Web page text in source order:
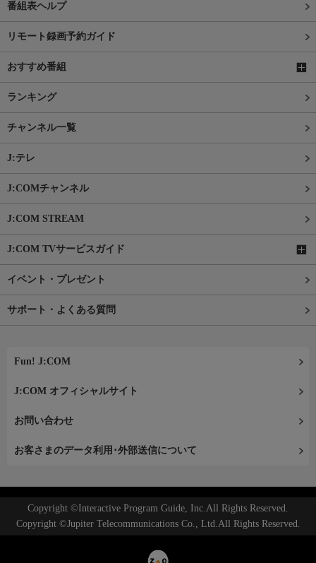
番組表ヘルプ
リモート録画予約ガイド
おすすめ番組
ランキング
チャンネル一覧
J:テレ
J:COMチャンネル
J:COM STREAM
J:COM TVサービスガイド
イベント・プレゼント
サポート・よくある質問
Fun! J:COM
J:COM オフィシャルサイト
お問い合わせ
お客さまのデータ利用･外部送信について
Copyright ©Interactive Program Guide, Inc.All Rights Reserved.
Copyright ©Jupiter Telecommunications Co., Ltd.All Rights Reserved.